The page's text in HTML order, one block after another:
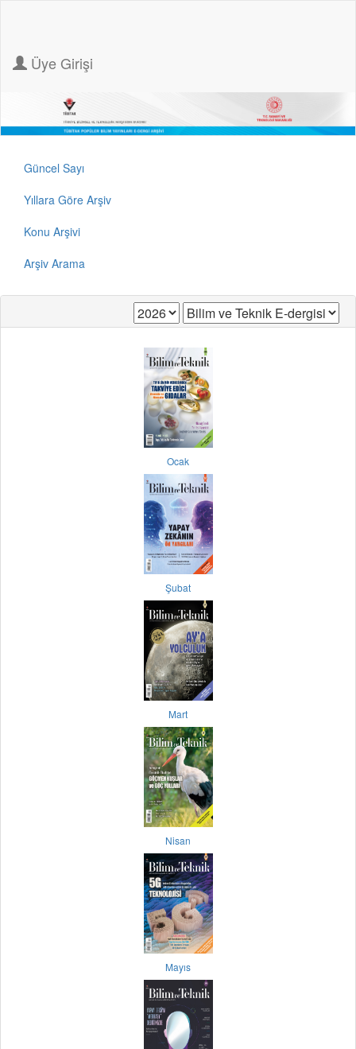
Üye Girişi
Güncel Sayı
Yıllara Göre Arşiv
Konu Arşivi
Arşiv Arama
Ocak
Şubat
Mart
Nisan
Mayıs